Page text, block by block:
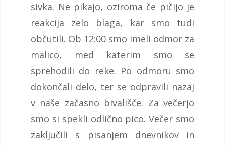
sivka. Ne pikajo, oziroma če pičijo je
reakcija zelo blaga, kar smo tudi
občutili. Ob 12:00 smo imeli odmor za
malico, med katerim smo se
sprehodili do reke. Po odmoru smo
dokončali delo, ter se odpravili nazaj
v naše začasno bivališče. Za večerjo
smo si spekli odlično pico. Večer smo
zaključili s pisanjem dnevnikov in